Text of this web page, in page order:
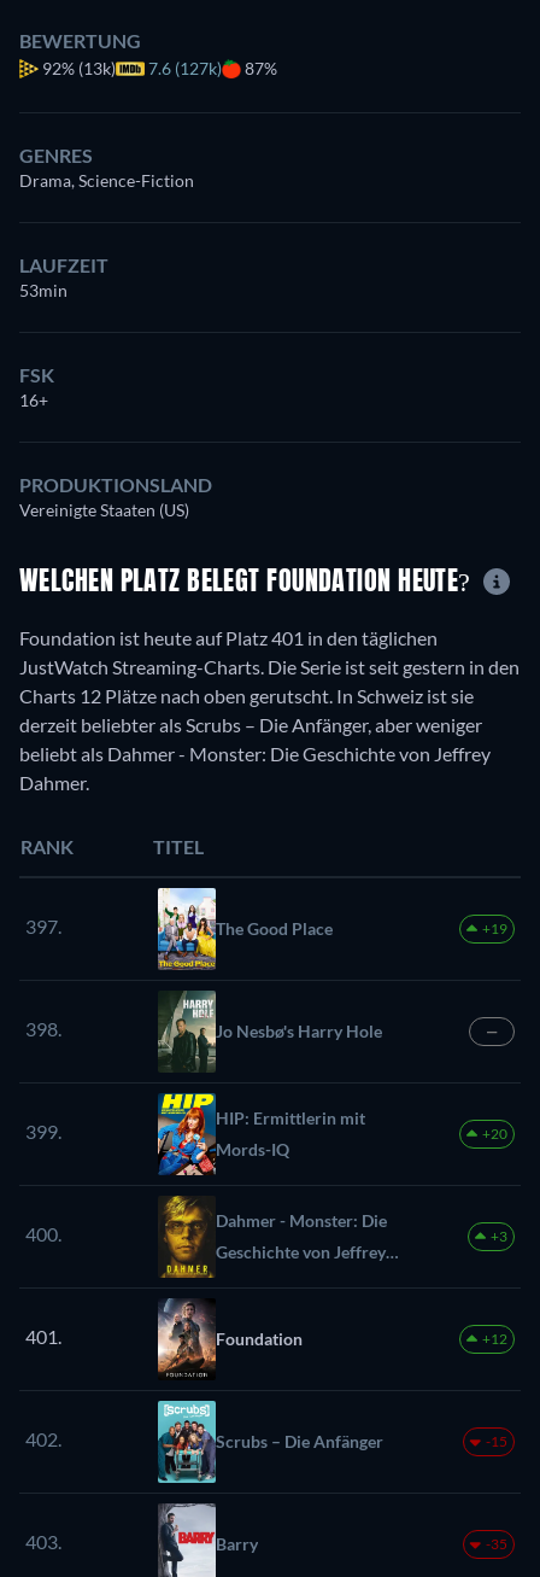
BEWERTUNG
92% (13k) 7.6 (127k) 87%
GENRES
Drama, Science-Fiction
LAUFZEIT
53min
FSK
16+
PRODUKTIONSLAND
Vereinigte Staaten (US)
WELCHEN PLATZ BELEGT FOUNDATION HEUTE?
Foundation ist heute auf Platz 401 in den täglichen
JustWatch Streaming-Charts. Die Serie ist seit gestern in den
Charts 12 Plätze nach oben gerutscht. In Schweiz ist sie
derzeit beliebter als Scrubs – Die Anfänger, aber weniger
beliebt als Dahmer - Monster: Die Geschichte von Jeffrey
Dahmer.
RANK TITEL
397. The Good Place +19
398. Jo Nesbø's Harry Hole —
399.
HIP: Ermittlerin mit
Mords-IQ
+20
400.
Dahmer - Monster: Die
Geschichte von Jeffrey
Dahmer
+3
401. Foundation +12
402. Scrubs – Die Anfänger -15
403. Barry -35